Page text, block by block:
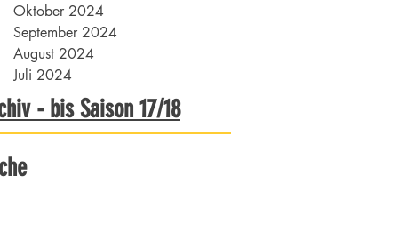
Oktober 2024
September 2024
August 2024
Juli 2024
- bis Saison 17/18